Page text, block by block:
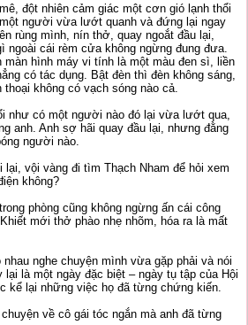
đột nhiên cảm giác một cơn gió lạnh thổi
người vừa lướt quanh và đứng lại ngay
rùng mình, nín thở, quay ngoắt đầu lại,
ngoài cái rèm cửa không ngừng đung đưa.
màn hình máy vi tính là một màu đen sì, liền
có tác dụng. Bật đèn thì đèn không sáng,
không có vạch sóng nào cả.
như có một người nào đó lại vừa lướt qua,
anh. Anh sợ hãi quay đầu lại, nhưng đằng
người nào.
lại, vội vàng đi tìm Thạch Nham để hỏi xem
không?
phòng cũng không ngừng ấn cái công
mới thở phào nhẹ nhõm, hóa ra là mất
nghe chuyện mình vừa gặp phải và nói
lại là một ngày đặc biệt – ngày tụ tập của Hội
kể lại những việc họ đã từng chứng kiến.
về cô gái tóc ngắn mà anh đã từng